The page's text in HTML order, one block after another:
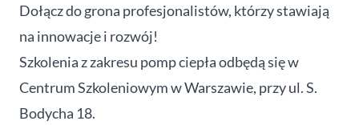
Dołącz do grona profesjonalistów, którzy stawiają
na innowacje i rozwój!
Szkolenia z zakresu pomp ciepła odbędą się w
Centrum Szkoleniowym w Warszawie, przy ul. S.
Bodycha 18.